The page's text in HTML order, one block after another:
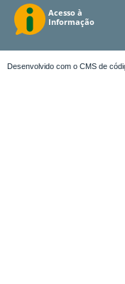
Desenvolvido com o CMS de